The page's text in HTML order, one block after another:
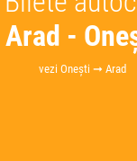
Arad -
vezi Onești ➞ Arad